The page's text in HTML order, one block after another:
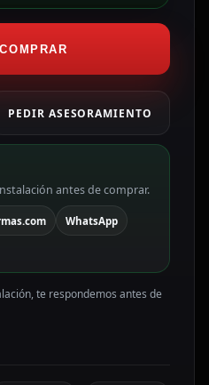
COMPRAR
PEDIR ASESORAMIENTO
antes de comprar.
WhatsApp
te respondemos antes de